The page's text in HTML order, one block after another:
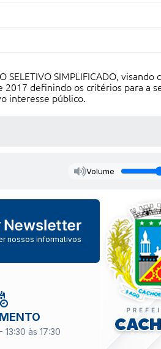
SELETIVO SIMPLIFICADO, visando
definindo os critérios para a
interesse público.
Volume
nossos informativos
13:30 às 17:30